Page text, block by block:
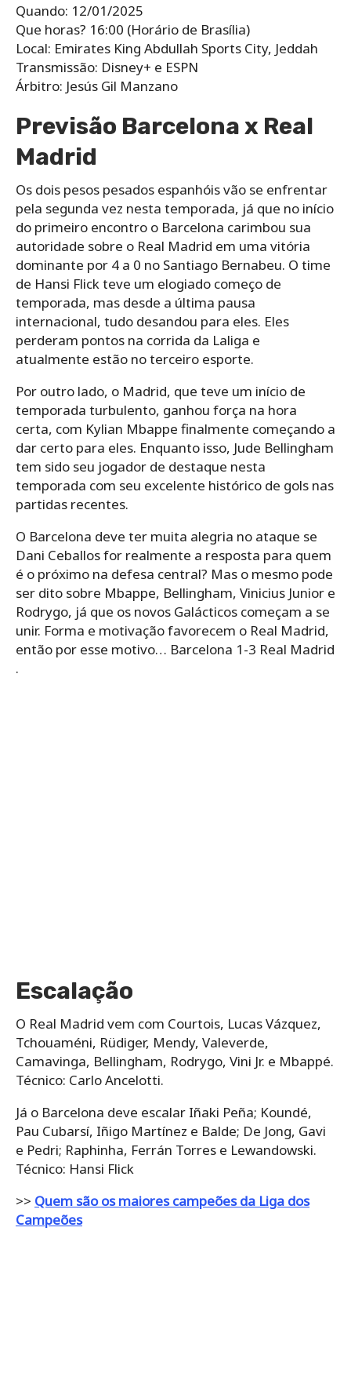
Quando: 12/01/2025
Que horas? 16:00 (Horário de Brasília)
Local: Emirates King Abdullah Sports City, Jeddah
Transmissão: Disney+ e ESPN
Árbitro: Jesús Gil Manzano
Previsão Barcelona x Real
Madrid
Os dois pesos pesados ​​espanhóis vão se enfrentar
pela segunda vez nesta temporada, já que no início
do primeiro encontro o Barcelona carimbou sua
autoridade sobre o Real Madrid em uma vitória
dominante por 4 a 0 no Santiago Bernabeu. O time
de Hansi Flick teve um elogiado começo de
temporada, mas desde a última pausa
internacional, tudo desandou para eles. Eles
perderam pontos na corrida da Laliga e
atualmente estão no terceiro esporte.
Por outro lado, o Madrid, que teve um início de
temporada turbulento, ganhou força na hora
certa, com Kylian Mbappe finalmente começando a
dar certo para eles. Enquanto isso, Jude Bellingham
tem sido seu jogador de destaque nesta
temporada com seu excelente histórico de gols nas
partidas recentes.
O Barcelona deve ter muita alegria no ataque se
Dani Ceballos for realmente a resposta para quem
é o próximo na defesa central? Mas o mesmo pode
ser dito sobre Mbappe, Bellingham, Vinicius Junior e
Rodrygo, já que os novos Galácticos começam a se
unir. Forma e motivação favorecem o Real Madrid,
então por esse motivo… Barcelona 1-3 Real Madrid
.
Escalação
O Real Madrid vem com Courtois, Lucas Vázquez,
Tchouaméni, Rüdiger, Mendy, Valeverde,
Camavinga, Bellingham, Rodrygo, Vini Jr. e Mbappé.
Técnico: Carlo Ancelotti.
Já o Barcelona deve escalar Iñaki Peña; Koundé,
Pau Cubarsí, Iñigo Martínez e Balde; De Jong, Gavi
e Pedri; Raphinha, Ferrán Torres e Lewandowski.
Técnico: Hansi Flick
>> Quem são os maiores campeões da Liga dos
Campeões